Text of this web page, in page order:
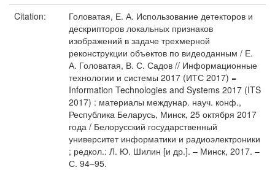
Citation:
Головатая, Е. А. Использование детекторов и
дескрипторов локальных признаков
изображений в задаче трехмерной
реконструкции объектов по видеоданным / Е.
А. Головатая, В. С. Садов // Информационные
технологии и системы 2017 (ИТС 2017) =
Information Technologies and Systems 2017 (ITS
2017) : материалы междунар. науч. конф.,
Республика Беларусь, Минск, 25 октября 2017
года / Белорусский государственный
университет информатики и радиоэлектроники
; редкол.: Л. Ю. Шилин [и др.]. – Минск, 2017. –
С. 94–95.